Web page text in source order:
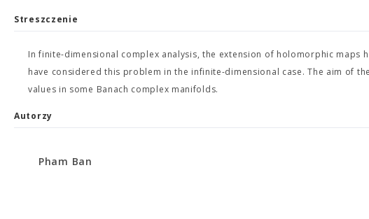
Streszczenie
In finite-dimensional complex analysis, the extension of holomorphic maps
have considered this problem in the infinite-dimensional case. The aim of
values in some Banach complex manifolds.
Autorzy
Pham Ban